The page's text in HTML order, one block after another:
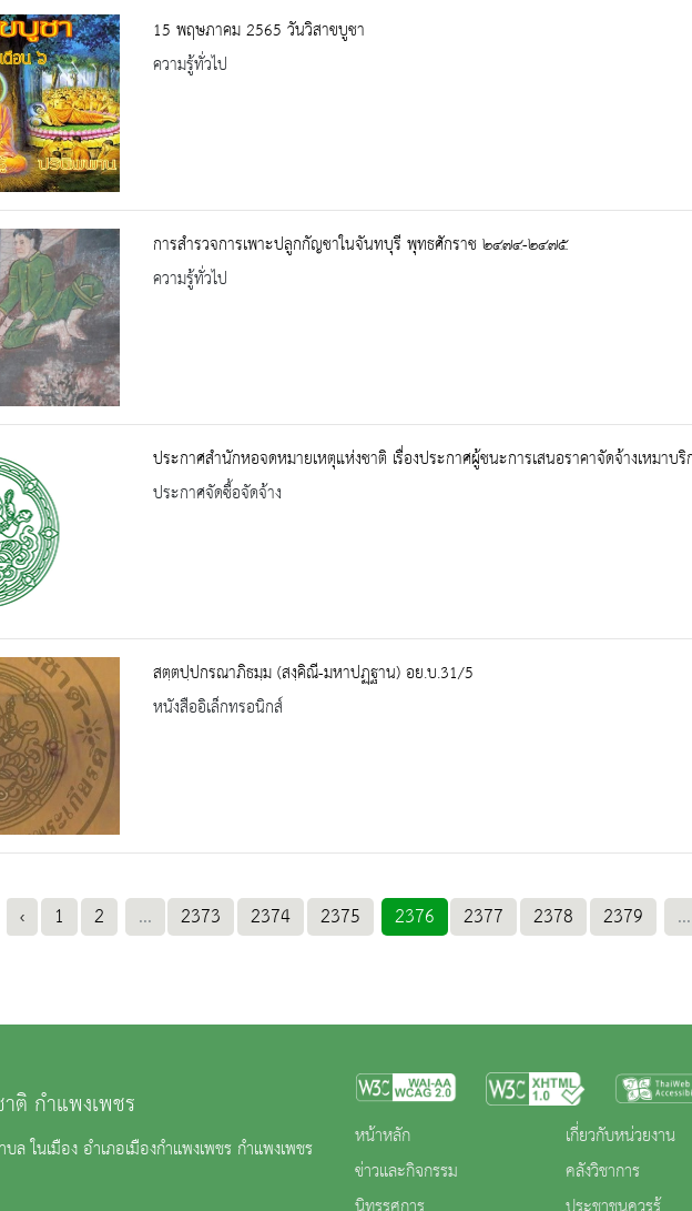
15 พฤษภาคม 2565 วันวิสาขบูชา
ความรู้ทั่วไป
การสำรวจการเพาะปลูกกัญชาในจันทบุรี พุทธศักราช ๒๔๗๔-๒๔๗๕
ความรู้ทั่วไป
ประกาศสำนักหอจดหมายเหตุแห่งชาติ เรื่องประกาศผู้ชนะการเสนอราคาจัดจ้างเหมาบ
ประกาศจัดซื้อจัดจ้าง
สตฺตปฺปกรณาภิธมฺม (สงฺคิณี-มหาปฏฺฐาน) อย.บ.31/5
หนังสืออิเล็กทรอนิกส์
‹ 1 2 ... 2373 2374 2375 2376 2377 2378 2379 ...
กำแพงเพชร
ในเมือง อำเภอเมืองกำแพงเพชร กำแพงเพชร
หน้าหลัก
ข่าวและกิจกรรม
เกี่ยวกับหน่วยงาน
คลังวิชาการ